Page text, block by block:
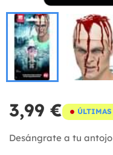
3,99 €
Desángrate a tu